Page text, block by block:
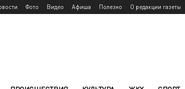
Фото Видео Афиша Полезно О редакции газеты